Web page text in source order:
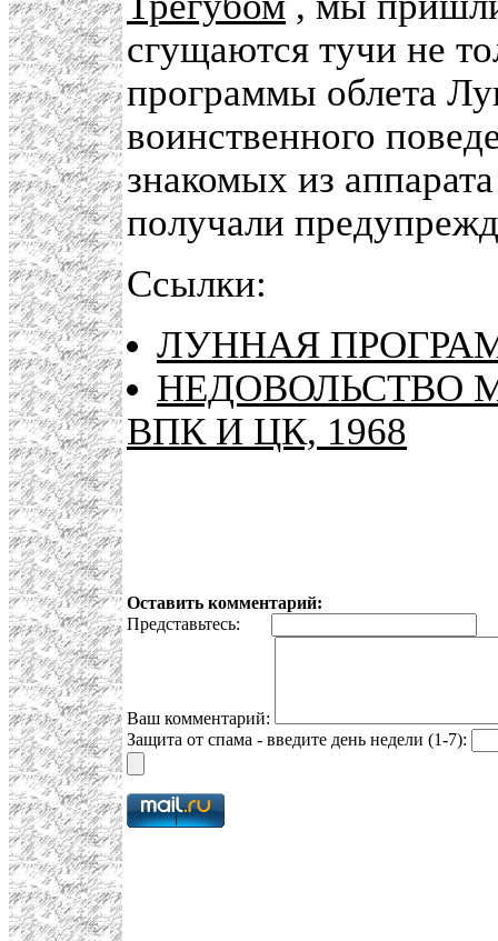
сгущаются тучи не
программы облета
воинственного
знакомых из
получали
Ссылки:
ЛУННАЯ
НЕДОВОЛЬСТВО
ВПК И ЦК, 1968
Оставить комментарий:
Представьтесь:
Ваш комментарий:
Защита от спама - введите день недели (1-7):